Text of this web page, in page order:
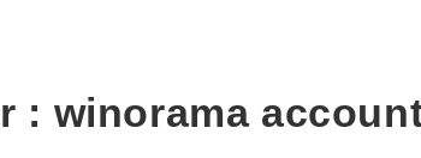
: winorama